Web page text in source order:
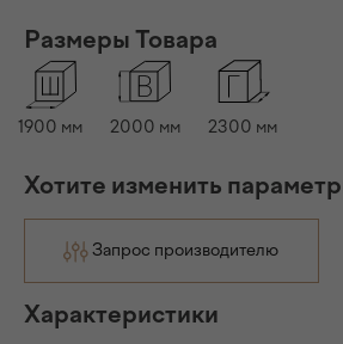
Размеры Товара
1900 мм 2000 мм 2300 мм
Хотите изменить
Запрос производителю
Характеристики